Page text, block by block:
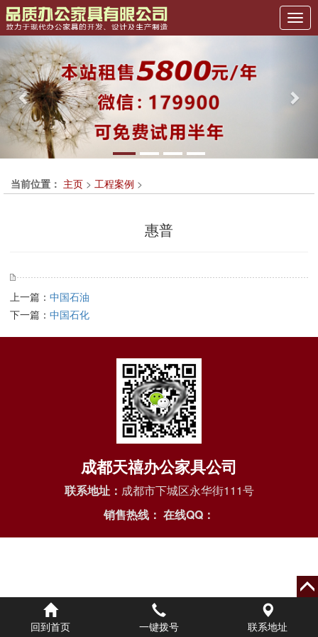
Previous
当前位置： 主页 > 工程案例 >
惠普
上一篇： 中国石油
下一篇： 中国石化
成都天禧办公家具公司
联系地址： 成都市下城区永华街111号
销售热线： 在线QQ：
回到首页 一键拨号 联系地址